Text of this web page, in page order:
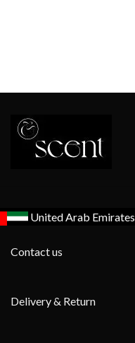
United Arab Emirates
Contact us
Delivery & Return